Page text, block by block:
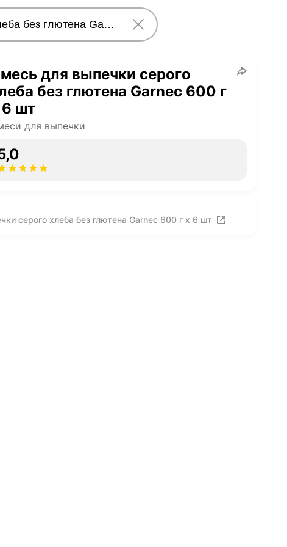
для выпечки серого
без глютена Garnec 600 г
6 шт
для выпечки
серого хлеба без глютена Garnec 600 г х 6 шт